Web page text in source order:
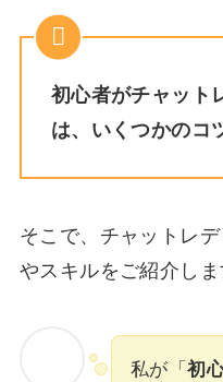
初心者がチャット
は、いくつかのコ
そこで、チャットレ
やスキルをご紹介しま
私が「初